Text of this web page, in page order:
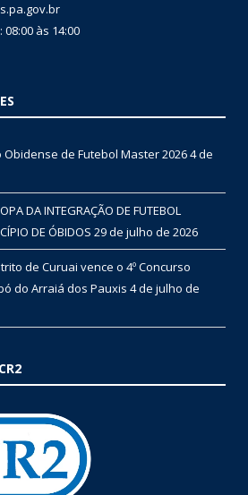
às 14:00
Obidense de Futebol Master 20264 de
DA INTEGRAÇÃO DE FUTEBOL
DE ÓBIDOS 29 de julho de 2026
de Curuai vence o 4º Concurso
do Arraiá dos Pauxis 4 de julho de